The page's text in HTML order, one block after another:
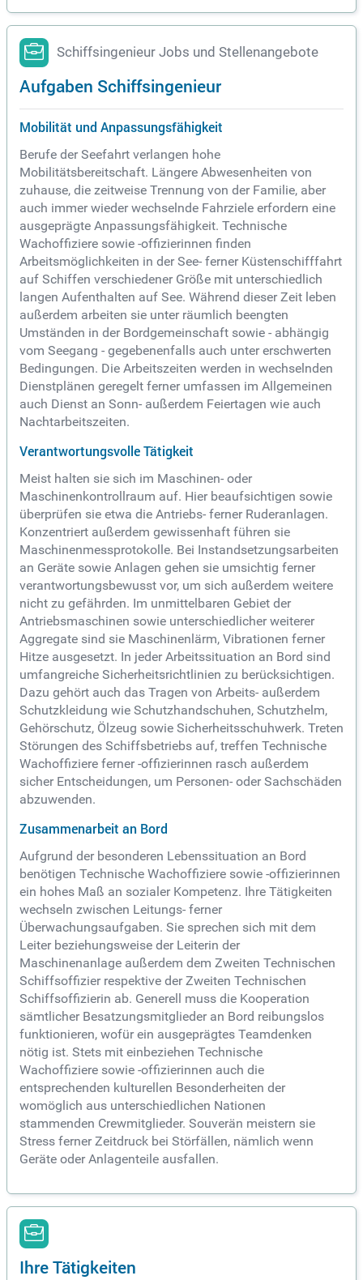
Schiffsingenieur Jobs und Stellenangebote
Aufgaben Schiffsingenieur
Mobilität und Anpassungsfähigkeit
Berufe der Seefahrt verlangen hohe
Mobilitätsbereitschaft. Längere Abwesenheiten von
zuhause, die zeitweise Trennung von der Familie, aber
auch immer wieder wechselnde Fahrziele erfordern eine
ausgeprägte Anpassungsfähigkeit. Technische
Wachoffiziere sowie -offizierinnen finden
Arbeitsmöglichkeiten in der See- ferner Küstenschifffahrt
auf Schiffen verschiedener Größe mit unterschiedlich
langen Aufenthalten auf See. Während dieser Zeit leben
außerdem arbeiten sie unter räumlich beengten
Umständen in der Bordgemeinschaft sowie - abhängig
vom Seegang - gegebenenfalls auch unter erschwerten
Bedingungen. Die Arbeitszeiten werden in wechselnden
Dienstplänen geregelt ferner umfassen im Allgemeinen
auch Dienst an Sonn- außerdem Feiertagen wie auch
Nachtarbeitszeiten.
Verantwortungsvolle Tätigkeit
Meist halten sie sich im Maschinen- oder
Maschinenkontrollraum auf. Hier beaufsichtigen sowie
überprüfen sie etwa die Antriebs- ferner Ruderanlagen.
Konzentriert außerdem gewissenhaft führen sie
Maschinenmessprotokolle. Bei Instandsetzungsarbeiten
an Geräte sowie Anlagen gehen sie umsichtig ferner
verantwortungsbewusst vor, um sich außerdem weitere
nicht zu gefährden. Im unmittelbaren Gebiet der
Antriebsmaschinen sowie unterschiedlicher weiterer
Aggregate sind sie Maschinenlärm, Vibrationen ferner
Hitze ausgesetzt. In jeder Arbeitssituation an Bord sind
umfangreiche Sicherheitsrichtlinien zu berücksichtigen.
Dazu gehört auch das Tragen von Arbeits- außerdem
Schutzkleidung wie Schutzhandschuhen, Schutzhelm,
Gehörschutz, Ölzeug sowie Sicherheitsschuhwerk. Treten
Störungen des Schiffsbetriebs auf, treffen Technische
Wachoffiziere ferner -offizierinnen rasch außerdem
sicher Entscheidungen, um Personen- oder Sachschäden
abzuwenden.
Zusammenarbeit an Bord
Aufgrund der besonderen Lebenssituation an Bord
benötigen Technische Wachoffiziere sowie -offizierinnen
ein hohes Maß an sozialer Kompetenz. Ihre Tätigkeiten
wechseln zwischen Leitungs- ferner
Überwachungsaufgaben. Sie sprechen sich mit dem
Leiter beziehungsweise der Leiterin der
Maschinenanlage außerdem dem Zweiten Technischen
Schiffsoffizier respektive der Zweiten Technischen
Schiffsoffizierin ab. Generell muss die Kooperation
sämtlicher Besatzungsmitglieder an Bord reibungslos
funktionieren, wofür ein ausgeprägtes Teamdenken
nötig ist. Stets mit einbeziehen Technische
Wachoffiziere sowie -offizierinnen auch die
entsprechenden kulturellen Besonderheiten der
womöglich aus unterschiedlichen Nationen
stammenden Crewmitglieder. Souverän meistern sie
Stress ferner Zeitdruck bei Störfällen, nämlich wenn
Geräte oder Anlagenteile ausfallen.
Ihre Tätigkeiten